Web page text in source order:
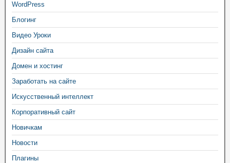
WordPress
Блогинг
Видео Уроки
Дизайн сайта
Домен и хостинг
Заработать на сайте
Искусственный интеллект
Корпоративный сайт
Новичкам
Новости
Плагины